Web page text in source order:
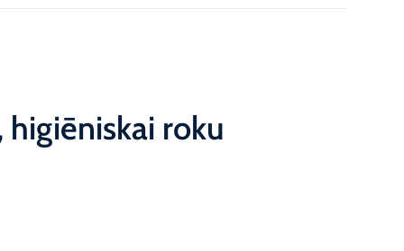
higiēniskai roku